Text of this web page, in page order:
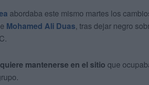
abordaba este mismo martes los
Mohamed Ali Duas, tras dejar negro
mantenerse en el sitio que